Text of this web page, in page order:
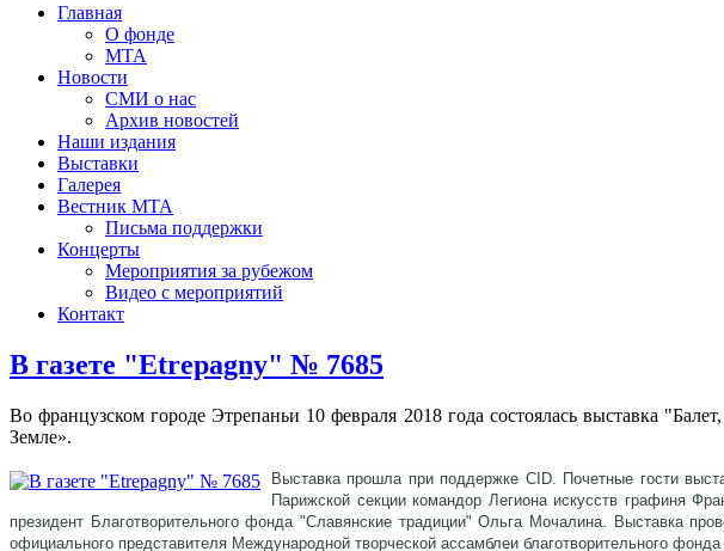
Главная
О фонде
МТА
Новости
СМИ о нас
Архив новостей
Наши издания
Выставки
Галерея
Вестник МТА
Письма поддержки
Концерты
Мероприятия за рубежом
Видео с мероприятий
Контакт
В газете "Etrepagny" № 7685
Во французском городе Этрепаньи 10 февраля 2018 года состоялась выставка
Земле».
Выставка прошла при поддержке CID. Почетные гости
Парижской секции командор Легиона искусств графиня
президент Благотворительного фонда "Славянские традиции" Ольга Мочалина. Выставка
официального представителя Международной творческой ассамблеи благотворительного